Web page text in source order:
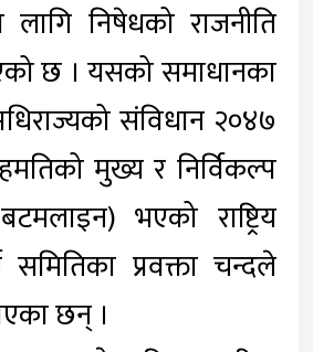
निषेधको राजनीति
छ । यसको समाधानका
संविधान २०४७
मुख्य र निर्विकल्प
भएको राष्ट्रिय
समितिका प्रवक्ता चन्दले
छन् ।